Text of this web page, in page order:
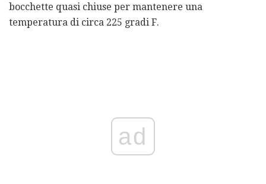
bocchette quasi chiuse per mantenere una
temperatura di circa 225 gradi F.
ad